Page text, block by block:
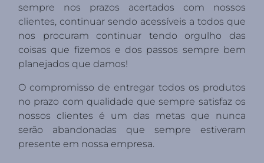
sempre nos prazos acertados com nossos
clientes, continuar sendo acessíveis a todos que
nos procuram continuar tendo orgulho das
coisas que fizemos e dos passos sempre bem
planejados que damos!
O compromisso de entregar todos os produtos
no prazo com qualidade que sempre satisfaz os
nossos clientes é um das metas que nunca
serão abandonadas que sempre estiveram
presente em nossa empresa.